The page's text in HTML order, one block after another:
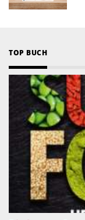
TOP BUCH